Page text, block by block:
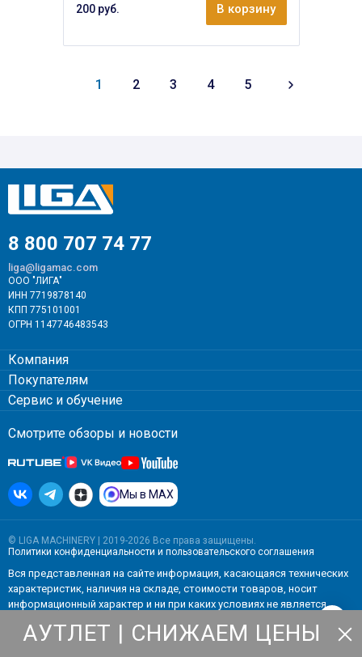
200 руб. В корзину
1 2 3 4 5
8 800 707 74 77
liga@ligamac.com
ООО "ЛИГА"
ИНН 7719878140
КПП 775101001
ОГРН 1147746483543
Компания
Покупателям
Сервис и обучение
Смотрите обзоры и новости
Мы в MAX
© LIGA MACHINERY | 2019-2026 Все права защищены.
Политики конфиденциальности и пользовательского соглашения
Вся представленная на сайте информация, касающаяся технических
характеристик, наличия на складе, стоимости товаров, носит
информационный характер и ни при каких условиях не является
Гражданского кодекса РФ
АУТЛЕТ | СНИЖАЕМ ЦЕНЫ